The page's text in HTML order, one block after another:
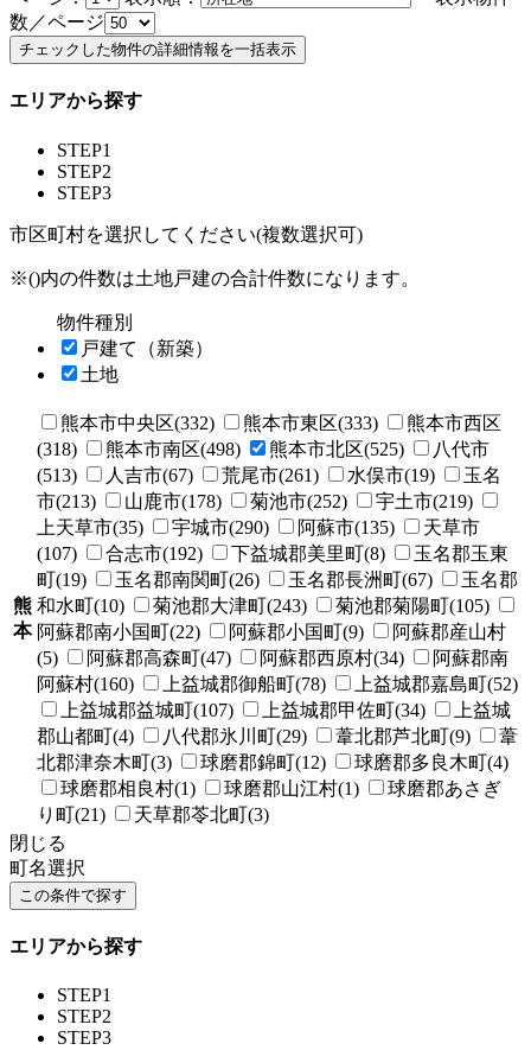
数／ページ
エリアから探す
STEP1
STEP2
STEP3
市区町村を選択してください(複数選択可)
※()内の件数は土地戸建の合計件数になります。
物件種別
戸建て（新築）
土地
熊
本
熊本市中央区(332) 熊本市東区(333)
熊本市西区
(318)
熊本市南区(498) 熊本市北区(525)
八代市
(513)
人吉市(67) 荒尾市(261) 水俣市(19)
玉名
市(213)
山鹿市(178) 菊池市(252)
宇土市(219)
上天草市(35)
宇城市(290) 阿蘇市(135)
天草市
(107)
合志市(192) 下益城郡美里町(8)
玉名郡玉東
町(19)
玉名郡南関町(26) 玉名郡長洲町(67)
玉名郡
和水町(10)
菊池郡大津町(243)
菊池郡菊陽町(105)
阿蘇郡南小国町(22)
阿蘇郡小国町(9)
阿蘇郡産山村
(5)
阿蘇郡高森町(47) 阿蘇郡西原村(34)
阿蘇郡南
阿蘇村(160)
上益城郡御船町(78)
上益城郡嘉島町(52)
上益城郡益城町(107)
上益城郡甲佐町(34)
上益城
郡山都町(4)
八代郡氷川町(29) 葦北郡芦北町(9)
葦
北郡津奈木町(3)
球磨郡錦町(12)
球磨郡多良木町(4)
球磨郡相良村(1)
球磨郡山江村(1)
球磨郡あさぎ
り町(21)
天草郡苓北町(3)
閉じる
町名選択
エリアから探す
STEP1
STEP2
STEP3